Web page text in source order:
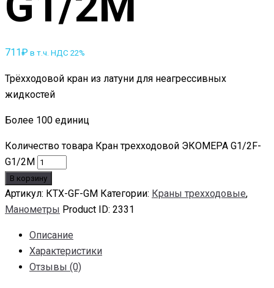
711₽ в т.ч. НДС 22%
Трёхходовой кран из латуни для неагрессивных
жидкостей
Более 100 единиц
Количество товара Кран трехходовой ЭКОМЕРА G1/2F-
G1/2M
В корзину
Артикул: КТХ-GF-GM Категории: Краны трехходовые,
Манометры Product ID: 2331
Описание
Характеристики
Отзывы (0)